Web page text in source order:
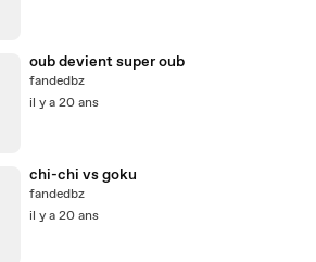
oub devient super oub
fandedbz
il y a 20 ans
chi-chi vs goku
fandedbz
il y a 20 ans